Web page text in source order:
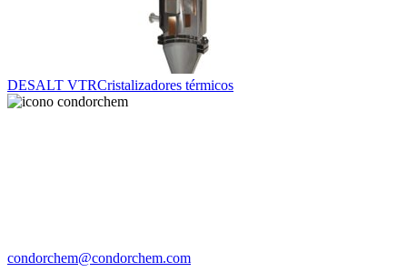
DESALT VTRCristalizadores térmicos
condorchem@condorchem.com